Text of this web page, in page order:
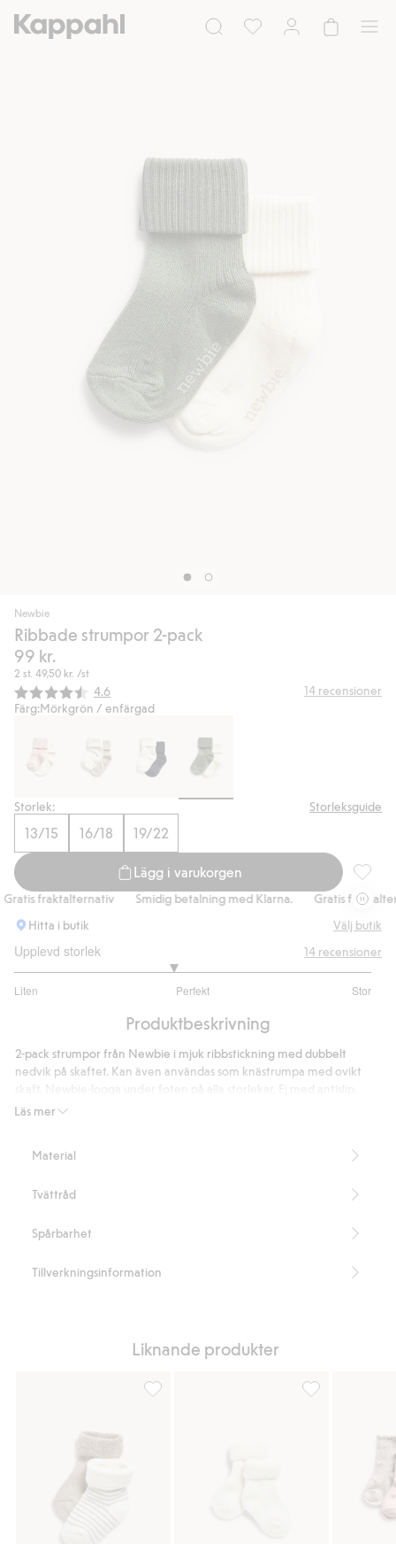
Newbie
Ribbade strumpor 2-pack
99 kr.
2 st. 49,50 kr. /st
Snittbetyg:
4.6 14 recensioner
Färg:Mörkgrön / enfärgad
Storlek: Storleksguide
13/15 16/18 19/22
Lägg i varukorgen
fraktalternativ Smidig betalning med Klarna.
Gratis
Hitta i butik
Välj butik
Upplevd storlek
Liten Perfekt Stor
utav
9
betyg
14 recensioner
Produktbeskrivning
Läs mer
2-pack strumpor från Newbie i mjuk ribbstickning med dubbelt
nedvik på skaftet. Kan även användas som knästrumpa med ovikt
Innehåller 77% ekologisk bomull.
Material
Tvättråd
Spårbarhet
Tillverkningsinformation
Liknande produkter